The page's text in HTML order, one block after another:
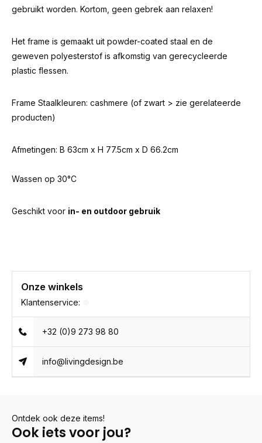
gebruikt worden. Kortom, geen gebrek aan relaxen!
Het frame is gemaakt uit powder-coated staal en de
geweven polyesterstof is afkomstig van gerecycleerde
plastic flessen.
Frame Staalkleuren: cashmere (of zwart > zie gerelateerde
producten)
Afmetingen: B 63cm x H 77.5cm x D 66.2cm
Wassen op 30°C
Geschikt voor in- en outdoor gebruik
Onze winkels
Klantenservice:
+32 (0)9 273 98 80
info@livingdesign.be
Ontdek ook deze items!
Ook iets voor jou?